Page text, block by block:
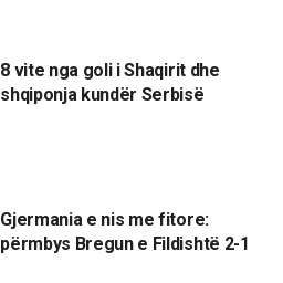
8 vite nga goli i Shaqirit dhe
shqiponja kundër Serbisë
Gjermania e nis me fitore:
përmbys Bregun e Fildishtë 2-1